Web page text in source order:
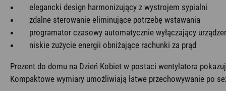
elegancki design harmonizujący z wystrojem sypialni
zdalne sterowanie eliminujące potrzebę wstawania
programator czasowy automatycznie wyłączający
niskie zużycie energii obniżające rachunki za prąd
Prezent do domu na Dzień Kobiet w postaci wentylatora
Kompaktowe wymiary umożliwiają łatwe przechowywanie po